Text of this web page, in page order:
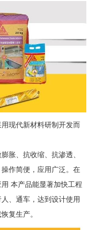
现代新材料研制开发而
胀、抗收缩、抗渗透、
作简便，应用广泛。在
本产品能显著加快工程
、通车，达到设计使用
复生产。